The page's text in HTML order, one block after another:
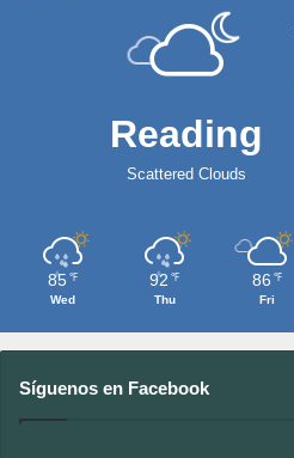
Reading
Scattered Clouds
85 ℉
Wed
92 ℉
Thu
86 ℉
Fri
Síguenos en Facebook